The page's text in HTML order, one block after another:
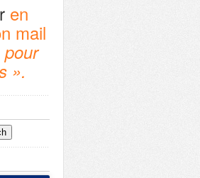
en
mail
».